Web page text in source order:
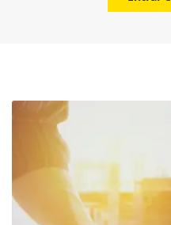
garantia que vai além das
Saiba mais